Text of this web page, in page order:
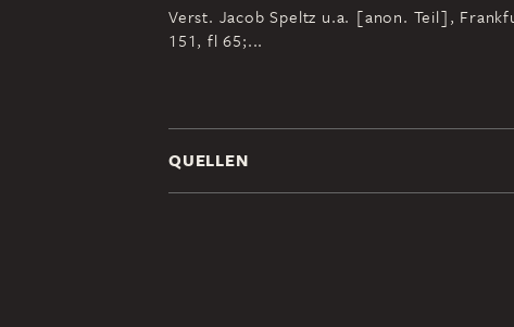
Verst. Jacob Speltz u.a. [anon. Teil],
151, fl 65;...
QUELLEN